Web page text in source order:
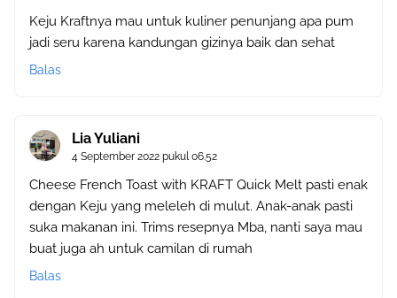
Keju Kraftnya mau untuk kuliner penunjang apa pum
jadi seru karena kandungan gizinya baik dan sehat
Balas
Lia Yuliani
4 September 2022 pukul 06.52
Cheese French Toast with KRAFT Quick Melt pasti enak
dengan Keju yang meleleh di mulut. Anak-anak pasti
suka makanan ini. Trims resepnya Mba, nanti saya mau
buat juga ah untuk camilan di rumah
Balas